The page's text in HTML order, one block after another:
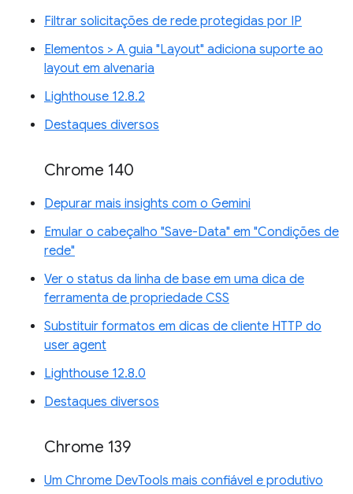
Filtrar solicitações de rede protegidas por IP
Elementos > A guia "Layout" adiciona suporte ao
layout em alvenaria
Lighthouse 12.8.2
Destaques diversos
Chrome 140
Depurar mais insights com o Gemini
Emular o cabeçalho "Save-Data" em "Condições de
rede"
Ver o status da linha de base em uma dica de
ferramenta de propriedade CSS
Substituir formatos em dicas de cliente HTTP do
user agent
Lighthouse 12.8.0
Destaques diversos
Chrome 139
Um Chrome DevTools mais confiável e produtivo